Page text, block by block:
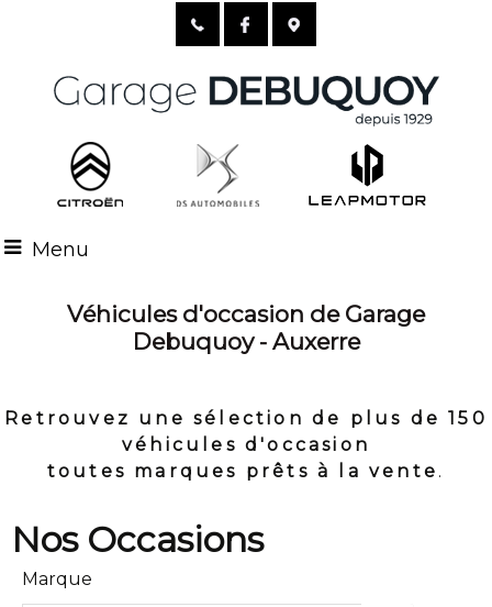
Menu
Véhicules d'occasion de Garage
Debuquoy - Auxerre
Retrouvez une sélection de plus de 150
véhicules d'occasion
toutes marques prêts à la vente .
Marque